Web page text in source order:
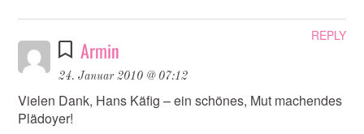
Armin
24. Januar 2010 @ 07:12
Vielen Dank, Hans Käfig – ein schönes, Mut machendes
Plädoyer!
REPLY